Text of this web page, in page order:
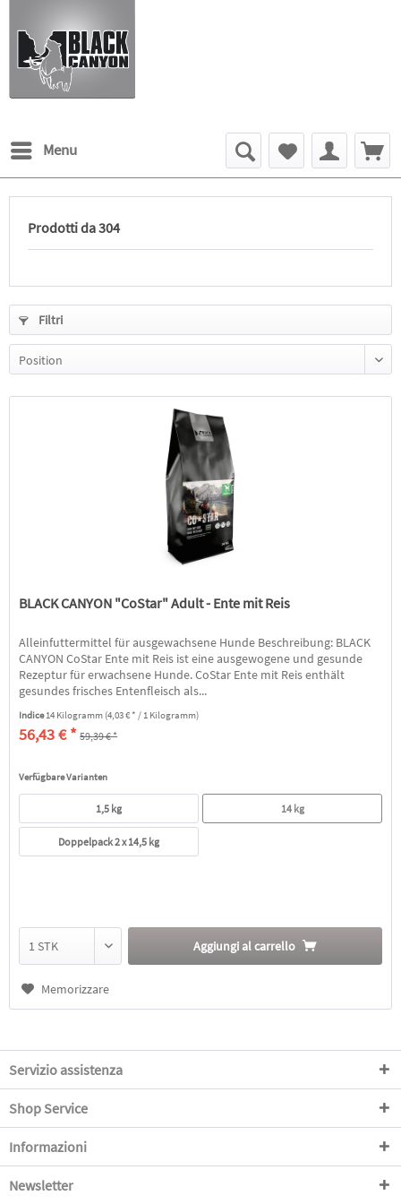
Menu
Prodotti da 304
Filtri
BLACK CANYON "CoStar" Adult - Ente mit Reis
Alleinfuttermittel für ausgewachsene Hunde Beschreibung: BLACK
CANYON CoStar Ente mit Reis ist eine ausgewogene und gesunde
Rezeptur für erwachsene Hunde. CoStar Ente mit Reis enthält
gesundes frisches Entenfleisch als...
Indice14 Kilogramm (4,03 € * / 1 Kilogramm)
56,43 € * 59,39 € *
Verfügbare Varianten
1,5 kg 14 kg
Doppelpack 2 x 14,5 kg
Aggiungi alcarrello
Memorizzare
Servizio assistenza
Shop Service
Informazioni
Newsletter